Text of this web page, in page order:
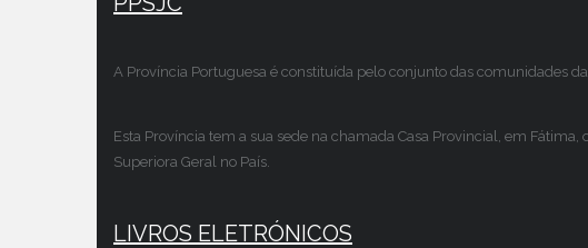
A Província Portuguesa é constituída pelo conjunto das comunidades
Esta Província tem a sua sede na chamada Casa Provincial, em
Superiora Geral no País.
LIVROS ELETRÓNICOS